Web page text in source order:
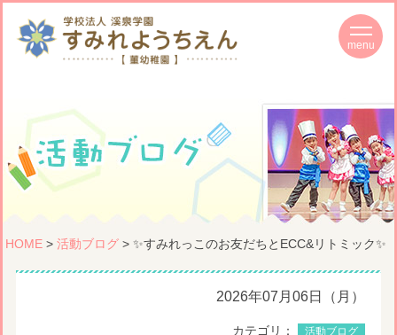
HOME> 活動ブログ> ✨すみれっこのお友だちとECC&リトミック✨
2026年07月06日（月）
カテゴリ： 活動ブログ